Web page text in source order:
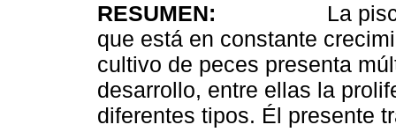
RESUMEN: La
que está en constante
cultivo de peces presenta
desarrollo, entre ellas la
diferentes tipos. Él presente